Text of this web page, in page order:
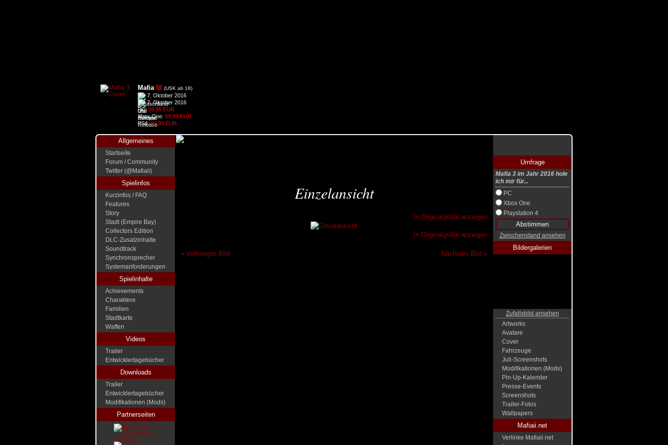
Mafia (USK ab 18)
7. Oktober 2016
7. Oktober 2016
PC: 59,95 EUR
Xbox One: 69,99 EUR
PS4:69,99 EUR
Allgemeines
Startseite
Forum / Community
Twitter (@Mafiaii)
Spielinfos
Kurzinfos / FAQ
Features
Story
Stadt (Empire Bay)
Collectors Edition
DLC-Zusatzinhalte
Soundtrack
Synchronsprecher
Systemanforderungen
Spielinhalte
Achievements
Charaktere
Familien
Stadtkarte
Waffen
Videos
Trailer
Entwicklertagebücher
Downloads
Trailer
Entwicklertagebücher
Modifikationen (Mods)
Partnerseiten
Umfrage
Mafia 3 im Jahr 2016 hole
ich mir für...
PC
Xbox One
Playstation 4
Zwischenstand ansehen
Bildergalerien
Zufallsbild ansehen
Artworks
Avatare
Cover
Fahrzeuge
Juli-Screenshots
Modifikationen (Mods)
Pin-Up-Kalender
Presse-Events
Screenshots
Trailer-Fotos
Wallpapers
Mafiaii.net
Verlinke Mafiaii.net
Einzelansicht
In Originalgröße anzeigen
In Originalgröße anzeigen
« Vorheriges Bild Nächstes Bild »